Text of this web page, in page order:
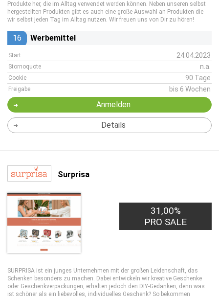
Produkte her, die im Alltag verwendet werden können. Neben unseren selbst
hergestellten Produkten gibt es auch eine große Auswahl an Produkten die
wir selbst jeden Tag im Alltag nutzen. Wir freuen uns von Dir zu hören!
16 Werbemittel
Start 24.04.2023
Stornoquote n.a.
Cookie 90 Tage
Freigabe bis 6 Wochen
Anmelden
Details
Surprisa
31,00%
PRO SALE
SURPRISA ist ein junges Unternehmen mit der großen Leidenschaft, das
Schenken besonders zu machen. Dabei entwickeln wir kreative Geschenke
oder Geschenkverpackungen, erhalten jedoch den DIY-Gedanken, denn was
ist schöner als ein liebevolles, individuelles Geschenk? So bekommen